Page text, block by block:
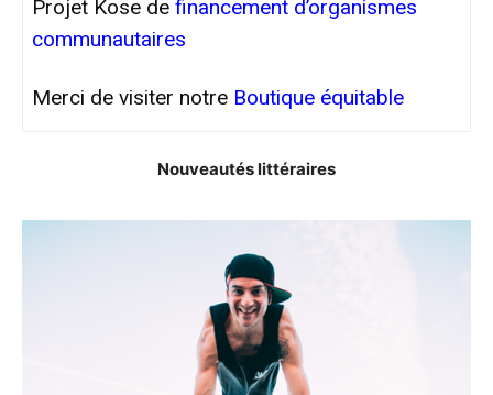
Projet Kose de financement d’organismes
communautaires
Merci de visiter notre Boutique équitable
Nouveautés littéraires